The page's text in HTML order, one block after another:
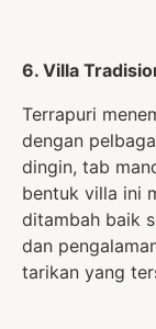
6. Villa
Terrapuri
dengan
dingin, tab
bentuk villa ini
ditambah baik
dan
tarikan yang